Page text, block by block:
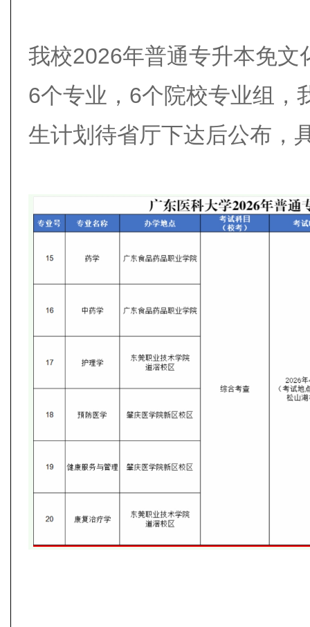
我校2026年普通专升本免
6个专业，6个院校专业组，
生计划待省厅下达后公布，